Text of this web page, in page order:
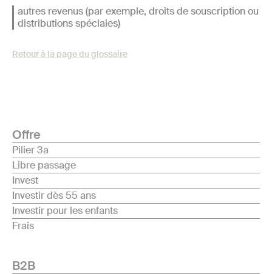
autres revenus (par exemple, droits de souscription ou
distributions spéciales)
Retour à la page du glossaire
Offre
Pilier 3a
Libre passage
Invest
Investir dès 55 ans
Investir pour les enfants
Frais
B2B